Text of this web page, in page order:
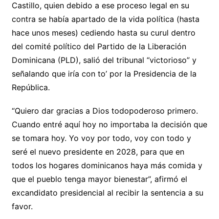
Castillo, quien debido a ese proceso legal en su
contra se había apartado de la vida política (hasta
hace unos meses) cediendo hasta su curul dentro
del comité político del Partido de la Liberación
Dominicana (PLD), salió del tribunal “victorioso” y
señalando que iría con to’ por la Presidencia de la
República.
“Quiero dar gracias a Dios todopoderoso primero.
Cuando entré aquí hoy no importaba la decisión que
se tomara hoy. Yo voy por todo, voy con todo y
seré el nuevo presidente en 2028, para que en
todos los hogares dominicanos haya más comida y
que el pueblo tenga mayor bienestar”, afirmó el
excandidato presidencial al recibir la sentencia a su
favor.